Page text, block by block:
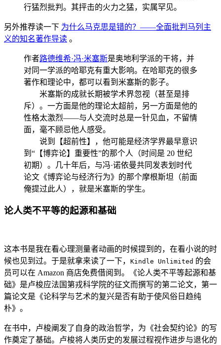
行猛烈批判。其抨击的火力之猛，实属罕见。
另外推荐读一下 为什么马克思是错的？——全面批判马列主
义的知名著作导读 。
作者路德维希·冯·米塞斯是奥地利学派的干将，并
对同一学派的哈耶克有重大影响。在哈耶克的很多
著作和理论中，都可以看到米塞斯的影子。
米塞斯的成就长期被学术界忽视（甚至是排
斥）。一方面是他的理论太超前，另一方面是他的
性格太激烈——与人交流时总是一针见血，不留情
面，毫不顾忌他人感受。
说到【超前性】，他可能是经济学界最早意识
到“【博弈论】重要性”的那个人（时间是 20 世纪
初期）。几十年后，与冯·诺依曼共同发表划时代
论文《博弈论与经济行为》的那个摩根斯坦（前面
俺提过此人），就是米塞斯的学生。
论人类不平等的起源和基础
这本书是我在看心理测量者动画的时候提到的，在看小说的时
候也见到过。于是就拿来读了一下， Kindle Unlimited 的会
员可以在 Amazon 商店免费借阅到。《论人类不平等起源和基
础》是卢梭应法国第戎科学院的征文而撰写的第二论文，第一
篇论文是《论科学与艺术的复兴是否有助于使风俗日趋纯
朴》。
在书中，卢梭阐发了自身的政治哲学，为《社会契约论》的写
作奠定了基础。卢梭将人类历史的发展过程视作进步与退化的